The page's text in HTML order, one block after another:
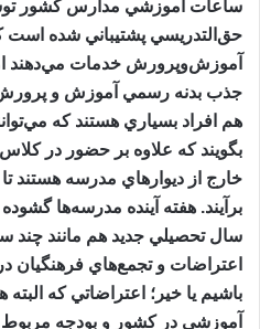
آموزش‌وپرورش خدمات مي‌دهند اما
جذب بدنه رسمي آموزش و پرورش
هم افراد بسياري هستند كه
بگويند كه علاوه بر حضور در
خارج از ديوارهاي مدرسه هستند
برآيند. هفته آينده مدرسه‌ها گشوده
سال تحصيلي جديد هم مانند چند
اعتراضات و تجمع‌هاي
باشيم يا خير؛ اعتراضاتي كه
آموزشي در كشور و بودجه